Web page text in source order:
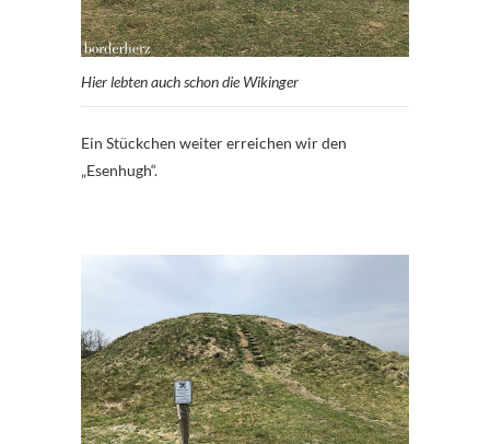
Hier lebten auch schon die Wikinger
Ein Stückchen weiter erreichen wir den
„Esenhugh“.